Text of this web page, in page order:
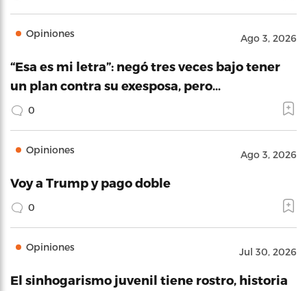
Opiniones Ago 3, 2026
“Esa es mi letra”: negó tres veces bajo tener
un plan contra su exesposa, pero…
0
Opiniones Ago 3, 2026
Voy a Trump y pago doble
0
Opiniones Jul 30, 2026
El sinhogarismo juvenil tiene rostro, historia